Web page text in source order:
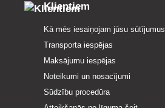
Klientiem
Kā mēs iesaiņojam jūsu sūtījumus
Transporta iespējas
Maksājumu iespējas
Noteikumi un nosacījumi
Sūdzību procedūra